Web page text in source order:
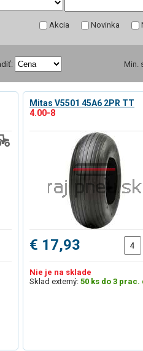
Akcia Novinka
Min.
Mitas V5501 45A6 2PR TT
4.00-8
€ 17,93
Nie je na sklade
Sklad externý: 50 ks do 3 prac.